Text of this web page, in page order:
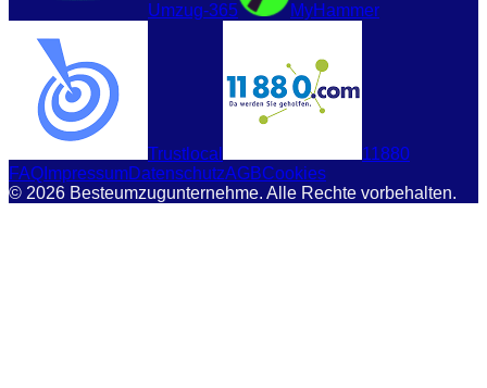
Umzug-365 MyHammer
Trustlocal
11880
FAQ ImpressumDatenschutzAGBCookies
© 2026 Besteumzugunternehme. Alle Rechte vorbehalten.